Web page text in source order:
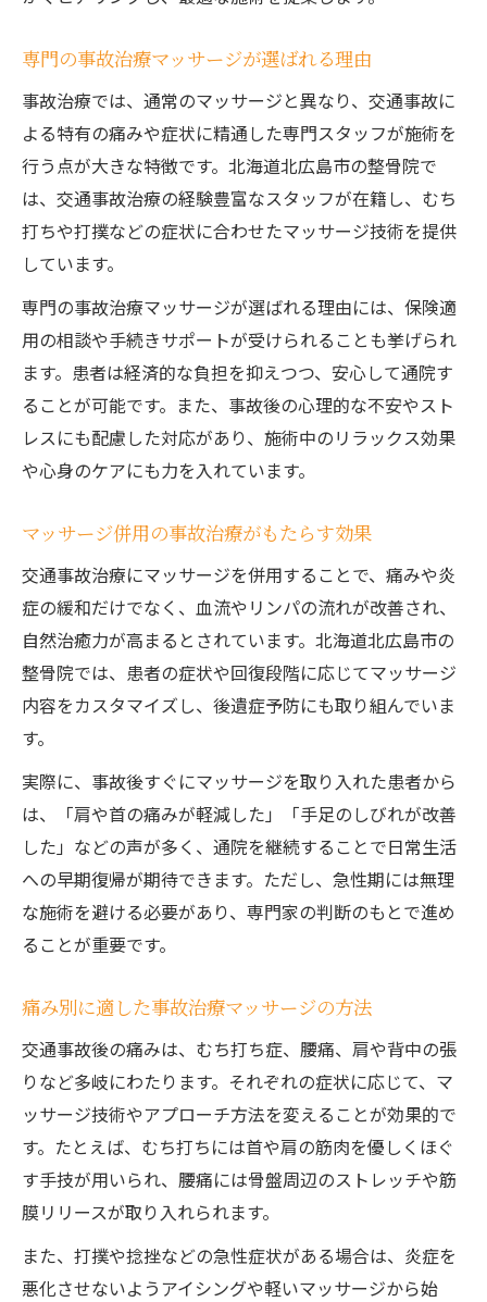
専門の事故治療マッサージが選ばれる理由
事故治療では、通常のマッサージと異なり、交通事故に
よる特有の痛みや症状に精通した専門スタッフが施術を
行う点が大きな特徴です。北海道北広島市の整骨院で
は、交通事故治療の経験豊富なスタッフが在籍し、むち
打ちや打撲などの症状に合わせたマッサージ技術を提供
しています。
専門の事故治療マッサージが選ばれる理由には、保険適
用の相談や手続きサポートが受けられることも挙げられ
ます。患者は経済的な負担を抑えつつ、安心して通院す
ることが可能です。また、事故後の心理的な不安やスト
レスにも配慮した対応があり、施術中のリラックス効果
や心身のケアにも力を入れています。
マッサージ併用の事故治療がもたらす効果
交通事故治療にマッサージを併用することで、痛みや炎
症の緩和だけでなく、血流やリンパの流れが改善され、
自然治癒力が高まるとされています。北海道北広島市の
整骨院では、患者の症状や回復段階に応じてマッサージ
内容をカスタマイズし、後遺症予防にも取り組んでいま
す。
実際に、事故後すぐにマッサージを取り入れた患者から
は、「肩や首の痛みが軽減した」「手足のしびれが改善
した」などの声が多く、通院を継続することで日常生活
への早期復帰が期待できます。ただし、急性期には無理
な施術を避ける必要があり、専門家の判断のもとで進め
ることが重要です。
痛み別に適した事故治療マッサージの方法
交通事故後の痛みは、むち打ち症、腰痛、肩や背中の張
りなど多岐にわたります。それぞれの症状に応じて、マ
ッサージ技術やアプローチ方法を変えることが効果的で
す。たとえば、むち打ちには首や肩の筋肉を優しくほぐ
す手技が用いられ、腰痛には骨盤周辺のストレッチや筋
膜リリースが取り入れられます。
また、打撲や捻挫などの急性症状がある場合は、炎症を
悪化させないようアイシングや軽いマッサージから始